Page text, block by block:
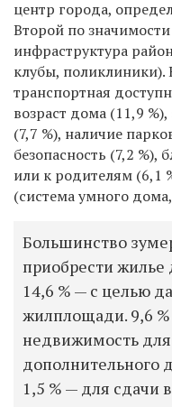
центр города,
Второй по
инфраструктура
клубы, поликлиники).
транспортная
возраст дома (11,9
(7,7 %), наличие
безопасность (7,2 %),
или к родителям (6,1
(система умного
Большинство
приобрести жилье
14,6 % — с целью
жилплощади. 9,6 %
недвижимость
дополнительного
1,5 % — для сдачи